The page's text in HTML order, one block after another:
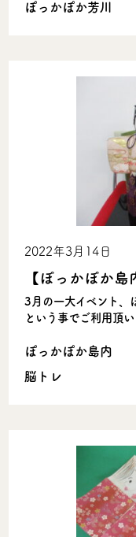
ぽっかぽか芳川
2022年3月14日
【ぽっかぽか
3月の一大イベント、
という事でご利用頂
ぽっかぽか島内
脳トレ